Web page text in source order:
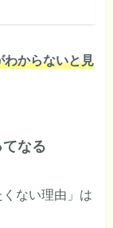
わからないと見
なる
ない理由」は